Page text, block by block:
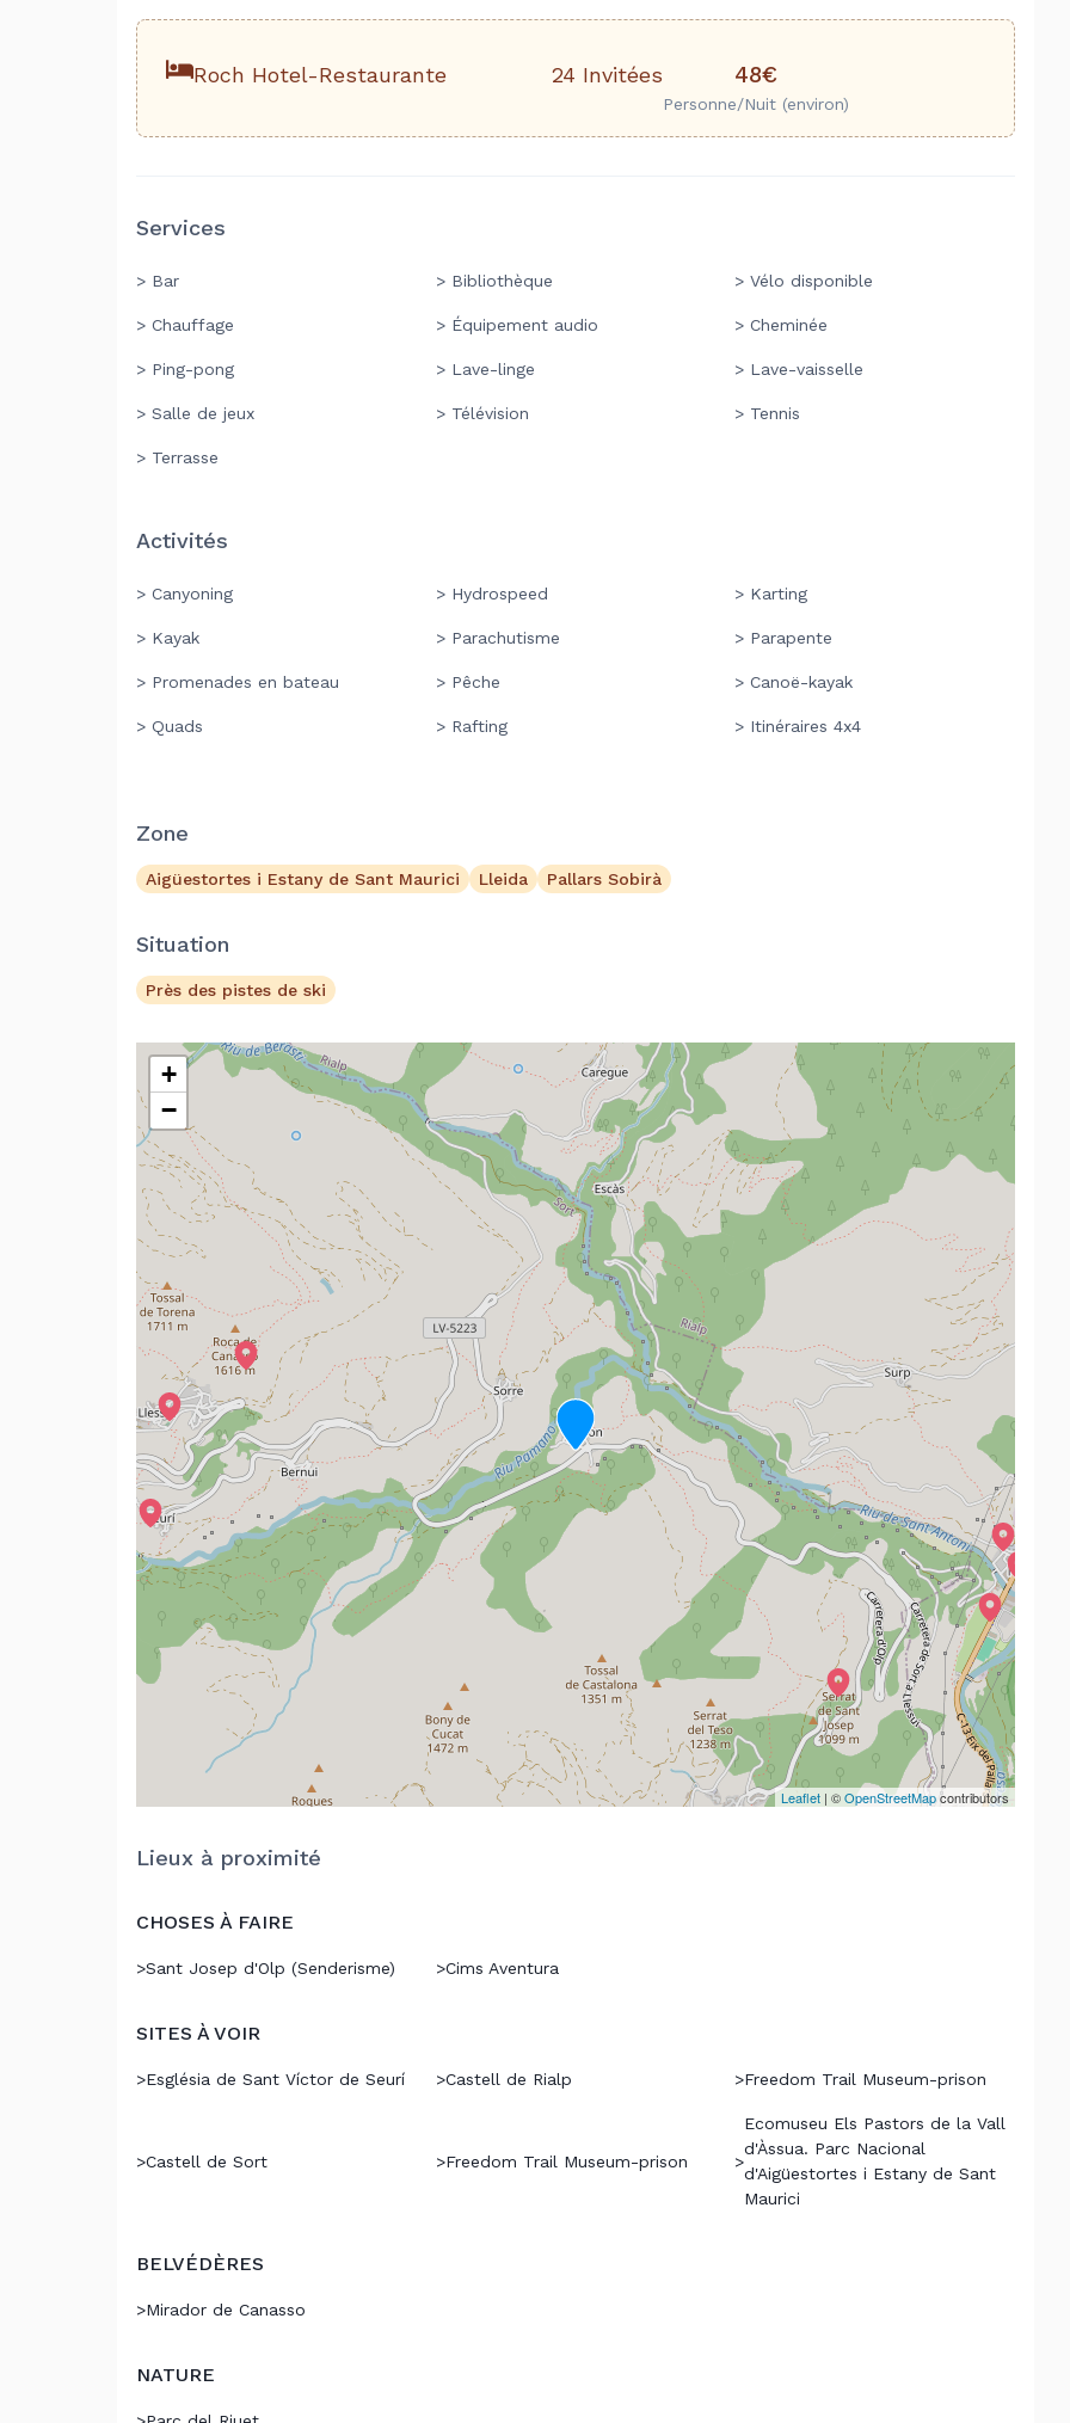
Roch Hotel-Restaurante 24 Invitées 48€
Personne/Nuit (environ)
Services
> Bar > Bibliothèque > Vélo disponible
> Chauffage > Équipement audio > Cheminée
> Ping-pong > Lave-linge > Lave-vaisselle
> Salle de jeux > Télévision > Tennis
> Terrasse
Activités
> Canyoning > Hydrospeed > Karting
> Kayak > Parachutisme > Parapente
> Promenades en bateau > Pêche > Canoë-kayak
> Quads > Rafting > Itinéraires 4x4
Zone
Aigüestortes i Estany de Sant Maurici Lleida Pallars Sobirà
Situation
Près des pistes de ski
+
−
Leaflet | ©OpenStreetMapcontributors
Lieux à proximité
CHOSES À FAIRE
>Sant Josep d'Olp (Senderisme) >Cims Aventura
SITES À VOIR
>Església de Sant Víctor de Seurí >Castell de Rialp >Freedom Trail Museum-prison
>Castell de Sort >Freedom Trail Museum-prison >
Ecomuseu Els Pastors de la Vall
d'Àssua. Parc Nacional
d'Aigüestortes i Estany de Sant
Maurici
BELVÉDÈRES
>Mirador de Canasso
NATURE